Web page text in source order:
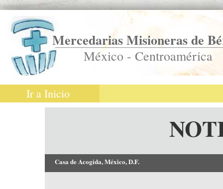
Mercedarias Misioneras de
México - Centroamérica
Ir a Inicio
Casa de Acogida, México, D.F.